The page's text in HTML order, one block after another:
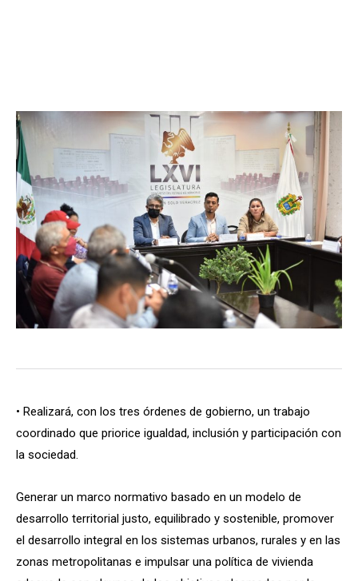
• Realizará, con los tres órdenes de gobierno, un trabajo
coordinado que priorice igualdad, inclusión y participación con
la sociedad.
Generar un marco normativo basado en un modelo de
desarrollo territorial justo, equilibrado y sostenible, promover
el desarrollo integral en los sistemas urbanos, rurales y en las
zonas metropolitanas e impulsar una política de vivienda